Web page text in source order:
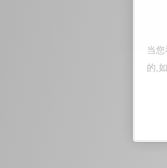
当
的,